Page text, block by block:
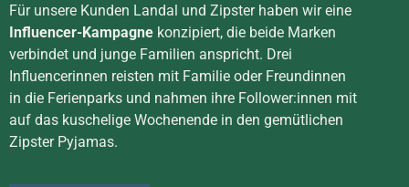
Für unsere Kunden Landal und Zipster haben wir eine
Influencer-Kampagne konzipiert, die beide Marken
verbindet und junge Familien anspricht. Drei
Influencerinnen reisten mit Familie oder Freundinnen
in die Ferienparks und nahmen ihre Follower:innen mit
auf das kuschelige Wochenende in den gemütlichen
Zipster Pyjamas.